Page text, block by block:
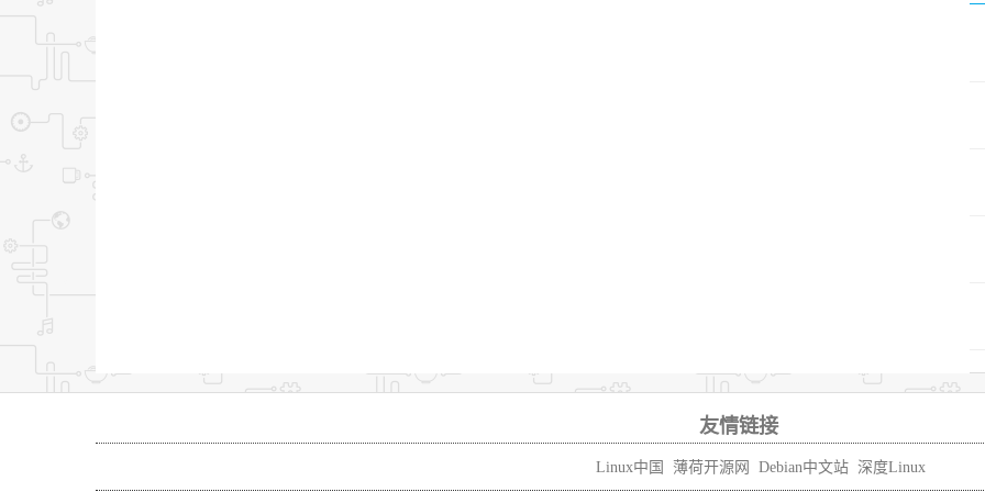
友情链接
Linux中国 薄荷开源网 Debian中文站 深度Linux